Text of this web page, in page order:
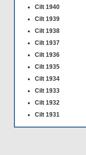
Cilt 1940
Cilt 1939
Cilt 1938
Cilt 1937
Cilt 1936
Cilt 1935
Cilt 1934
Cilt 1933
Cilt 1932
Cilt 1931